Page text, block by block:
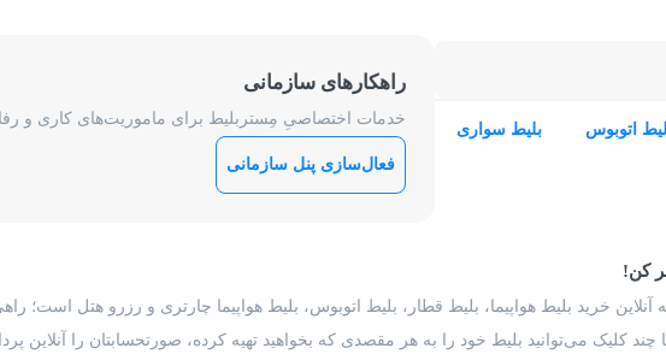
اتوبوس بلیط سواری
راهکارهای سازمانی
خدمات اختصاصیِ مِستربلیط برای ماموریت‌های کاری و
فعال‌سازی پنل سازمانی
کن!
آنلاین خرید بلیط هواپیما، بلیط قطار، بلیط اتوبوس، بلیط هواپیما چارتری و رزرو هتل است؛
چند کلیک می‌توانید بلیط خود را به هر مقصدی که بخواهید تهیه کرده، صورتحسابتان را آنلاین